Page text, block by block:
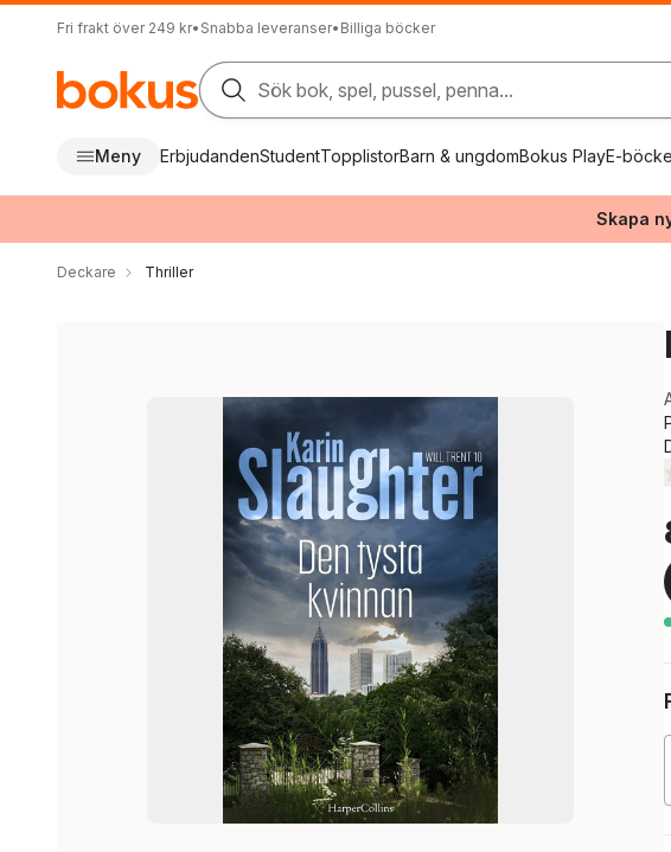
Fri frakt över 249 kr• Snabba leveranser• Billiga böcker
Sök bok, spel, pussel, penna...
Meny ErbjudandenStudentTopplistorBarn & ungdomBokus PlayE-
Skapa
Deckare Thriller